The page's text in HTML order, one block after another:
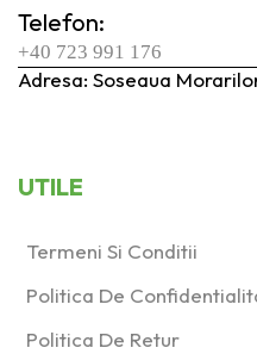
Telefon:
+40 723 991 176
Adresa: Soseaua
UTILE
Termeni Si Conditii
Politica De
Politica De Retur